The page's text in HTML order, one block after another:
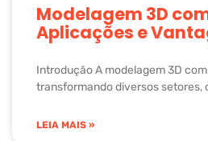
Modelagem 3D
Aplicações e
Introdução A modelagem 3D
transformando diversos setores,
LEIA MAIS »